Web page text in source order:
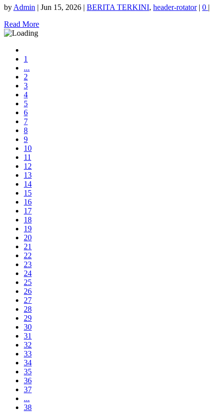
by Admin | Jun 15, 2026 | BERITA TERKINI, header-rotator| 0 |
Read More
1
...
2
3
4
5
6
7
8
9
10
11
12
13
14
15
16
17
18
19
20
21
22
23
24
25
26
27
28
29
30
31
32
33
34
35
36
37
...
38